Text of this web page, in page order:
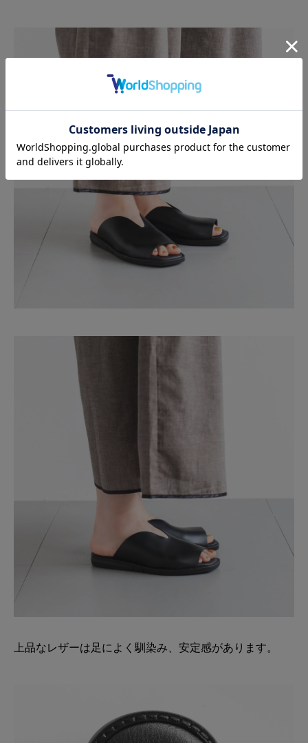
上品なレザーは足によく馴染み、安定感があります。